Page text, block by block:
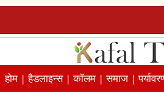
होम |हैडलाइन्स |कॉलम |समाज |